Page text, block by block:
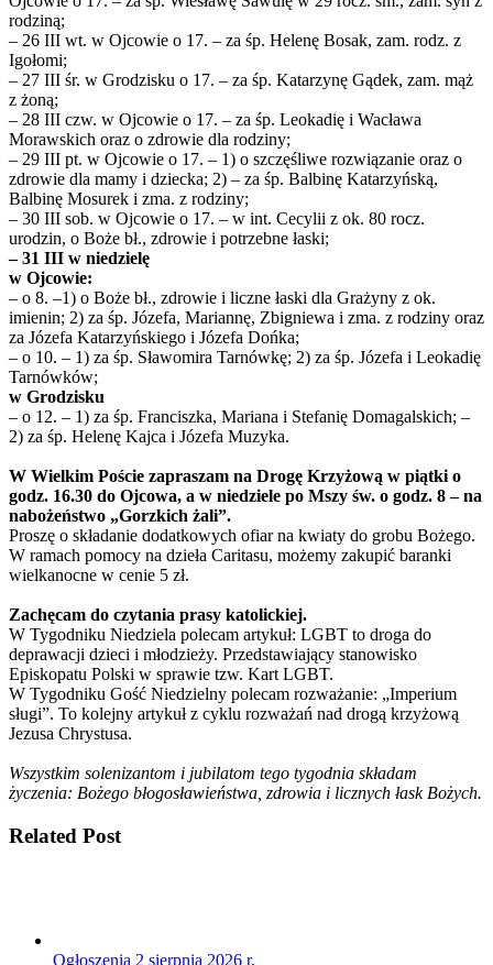
rodziną;
– 26 III wt. w Ojcowie o 17. – za śp. Helenę Bosak, zam. rodz. z
Igołomi;
– 27 III śr. w Grodzisku o 17. – za śp. Katarzynę Gądek, zam. mąż
z żoną;
– 28 III czw. w Ojcowie o 17. – za śp. Leokadię i Wacława
Morawskich oraz o zdrowie dla rodziny;
– 29 III pt. w Ojcowie o 17. – 1) o szczęśliwe rozwiązanie oraz o
zdrowie dla mamy i dziecka; 2) – za śp. Balbinę Katarzyńską,
Balbinę Mosurek i zma. z rodziny;
– 30 III sob. w Ojcowie o 17. – w int. Cecylii z ok. 80 rocz.
urodzin, o Boże bł., zdrowie i potrzebne łaski;
– 31 III w niedzielę
w Ojcowie:
– o 8. –1) o Boże bł., zdrowie i liczne łaski dla Grażyny z ok.
imienin; 2) za śp. Józefa, Mariannę, Zbigniewa i zma. z rodziny oraz
za Józefa Katarzyńskiego i Józefa Dońka;
– o 10. – 1) za śp. Sławomira Tarnówkę; 2) za śp. Józefa i Leokadię
Tarnówków;
w Grodzisku
– o 12. – 1) za śp. Franciszka, Mariana i Stefanię Domagalskich; –
2) za śp. Helenę Kajca i Józefa Muzyka.
W Wielkim Poście zapraszam na Drogę Krzyżową w piątki o
godz. 16.30 do Ojcowa, a w niedziele po Mszy św. o godz. 8 – na
nabożeństwo „Gorzkich żali”.
Proszę o składanie dodatkowych ofiar na kwiaty do grobu Bożego.
W ramach pomocy na dzieła Caritasu, możemy zakupić baranki
wielkanocne w cenie 5 zł.
Zachęcam do czytania prasy katolickiej.
W Tygodniku Niedziela polecam artykuł: LGBT to droga do
deprawacji dzieci i młodzieży. Przedstawiający stanowisko
Episkopatu Polski w sprawie tzw. Kart LGBT.
W Tygodniku Gość Niedzielny polecam rozważanie: „Imperium
sługi”. To kolejny artykuł z cyklu rozważań nad drogą krzyżową
Jezusa Chrystusa.
Wszystkim solenizantom i jubilatom tego tygodnia składam
życzenia: Bożego błogosławieństwa, zdrowia i licznych łask Bożych.
Related Post
Ogłoszenia 2 sierpnia 2026 r.